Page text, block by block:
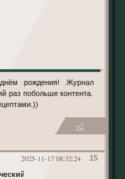
рождения! Журнал
раз побольше контента.
+2
15
2025-11-17 08:32:24